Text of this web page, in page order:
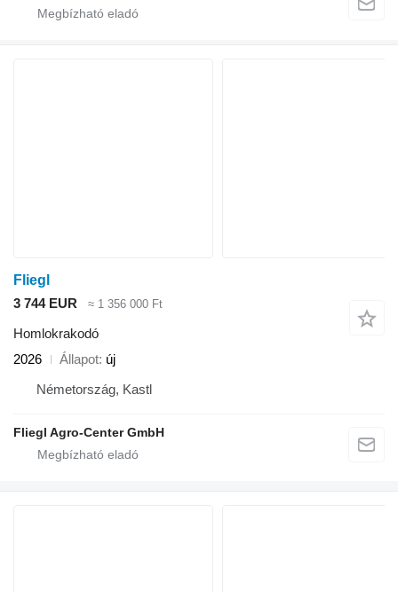
Fliegl
3 744 EUR
≈ 1 356 000 Ft
Homlokrakodó
2026
Állapot új
Németország, Kastl
Fliegl Agro-Center GmbH